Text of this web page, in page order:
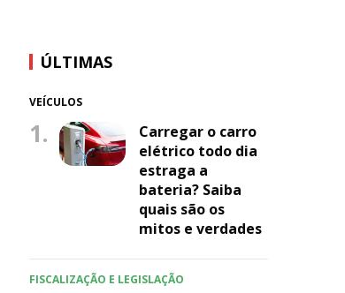
ÚLTIMAS
VEÍCULOS
1.
Carregar o carro
elétrico todo dia
estraga a
bateria? Saiba
quais são os
mitos e verdades
FISCALIZAÇÃO E LEGISLAÇÃO